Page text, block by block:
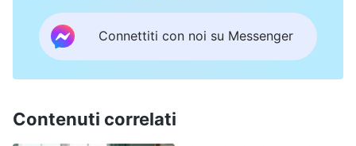
voce. Così mi consolavo rassegnatamente
dicendo: “È meglio essere generosa e
abbia un cattivo carattere”. In seguito, tutti i
Connettiti con noi su Messenger
Contenuti correlati